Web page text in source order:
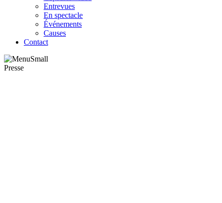
Entrevues
En spectacle
Événements
Causes
Contact
Presse